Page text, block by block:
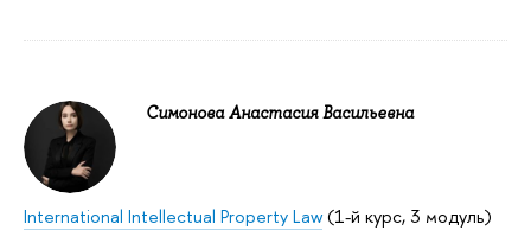
Симонова Анастасия Васильевна
International Intellectual Property Law(1-й курс, 3 модуль)